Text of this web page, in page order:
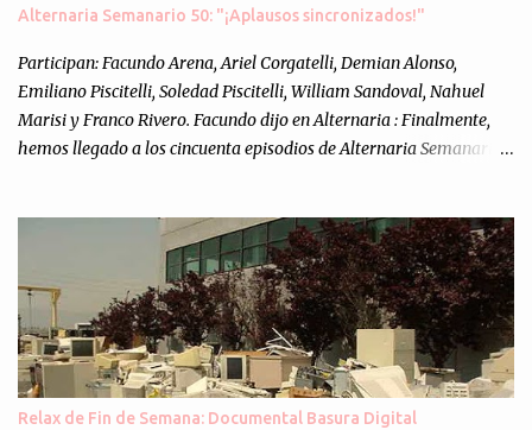
s
Alternaria Semanario 50: "¡Aplausos sincronizados!"
Participan: Facundo Arena, Ariel Corgatelli, Demian Alonso,
Emiliano Piscitelli, Soledad Piscitelli, William Sandoval, Nahuel
Marisi y Franco Rivero. Facundo dijo en Alternaria : Finalmente,
hemos llegado a los cincuenta episodios de Alternaria Semanario.
nuestra propia óptica: un punto de vista independiente e
informal.Para festejarlo, se nos ocurrió que estemos todos juntos; y
cuando digo "todos" me refiero a toda la gente que alguna vez
participó en el semanario como panelista, y a ustedes. Por eso se
nos ocurrió la idea de emitir video en vivo. La tarea no fué facil,
hubo que coordinar horarios, preparar el estudio, configurar
muchos programejos y hacer muchas pruebas. ¿El resultado?
Relax de Fin de Semana: Documental Basura Digital